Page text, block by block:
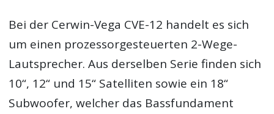
Bei der Cerwin-Vega CVE-12 handelt es sich
um einen prozessorgesteuerten 2-Wege-
Lautsprecher. Aus derselben Serie finden sich
10“, 12“ und 15“ Satelliten sowie ein 18“
Subwoofer, welcher das Bassfundament